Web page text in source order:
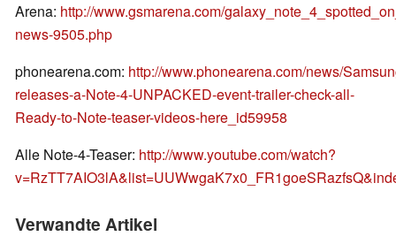
Arena: http://www.gsmarena.com/
news-9505.php
phonearena.com: http://www.phonearena.com/news/
releases-a-Note-4-UNPACKED-event-trailer-check-all-
Ready-to-Note-teaser-videos-here_id59958
Alle Note-4-Teaser: http://www.youtube.com/watch?
Verwandte Artikel